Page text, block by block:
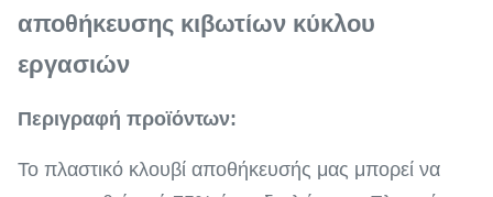
αποθήκευσης κιβωτίων κύκλου
εργασιών
Περιγραφή προϊόντων:
Το πλαστικό κλουβί αποθήκευσής μας μπορεί να